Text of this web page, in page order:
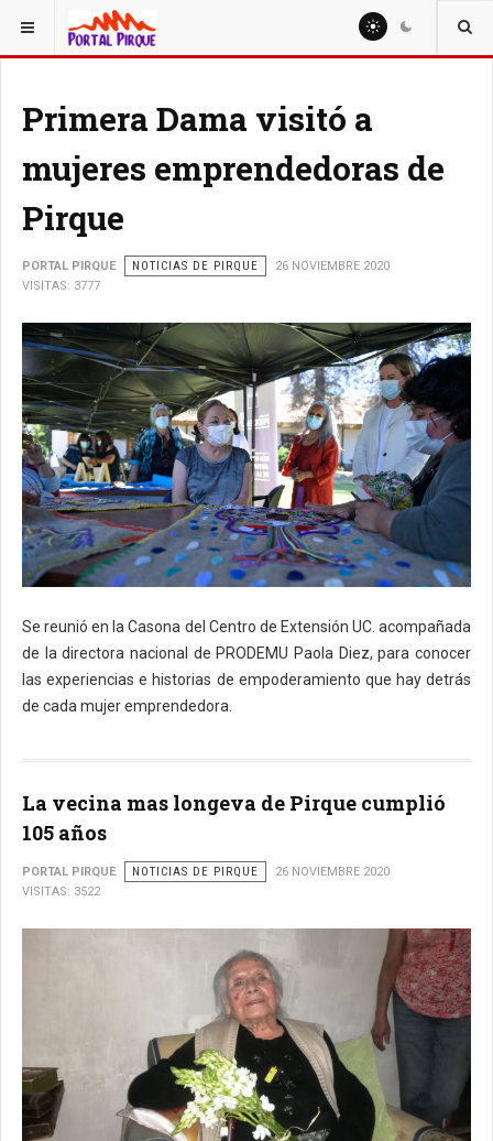
ESTÁ AQUÍ: NOTICIAS
Primera Dama visitó a
mujeres emprendedoras de
Pirque
PORTAL PIRQUE NOTICIAS DE PIRQUE
26 NOVIEMBRE 2020
VISITAS: 3777
Se reunió en la Casona del Centro de Extensión UC. acompañada
de la directora nacional de PRODEMU Paola Diez, para conocer
las experiencias e historias de empoderamiento que hay detrás
de cada mujer emprendedora.
La vecina mas longeva de Pirque cumplió
105 años
PORTAL PIRQUE NOTICIAS DE PIRQUE
26 NOVIEMBRE 2020
VISITAS: 3522